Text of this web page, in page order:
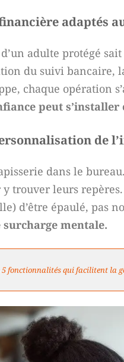
adaptés
adulte protégé
du suivi bancaire,
chaque opération
peut
de
dans le
trouver leurs
d’être épaulé, pas
mentale.
5 fonctionnalités qui facilitent la